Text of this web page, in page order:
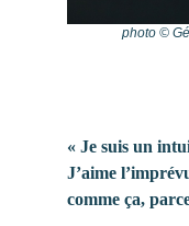
photo ©
« Je suis un
J’aime
comme ça,